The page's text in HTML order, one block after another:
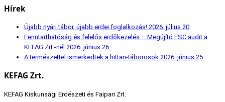
Hírek
Újabb nyári tábor, újabb erdei foglalkozás! 2026. július 20
Fenntarthatóság és felelős erdőkezelés – Megújító FSC audit a
KEFAG Zrt.-nél 2026. június 26
A természettel ismerkedtek a hittan-táborosok 2026. június 25
KEFAG Zrt.
KEFAG Kiskunsági Erdészeti és Faipari Zrt.